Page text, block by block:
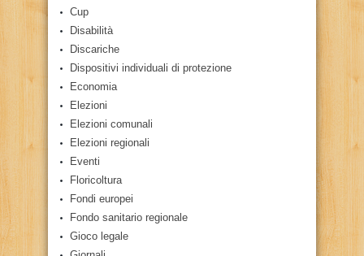
Cup
Disabilità
Discariche
Dispositivi individuali di protezione
Economia
Elezioni
Elezioni comunali
Elezioni regionali
Eventi
Floricoltura
Fondi europei
Fondo sanitario regionale
Gioco legale